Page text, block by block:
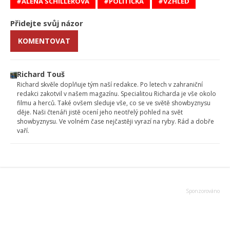
Přidejte svůj názor
KOMENTOVAT
Richard Touš
Richard skvěle doplňuje tým naší redakce. Po letech v zahraniční
redakci zakotvil v našem magazínu. Specialitou Richarda je vše okolo
filmu a herců. Také ovšem sleduje vše, co se ve světě showbyznysu
děje. Naši čtenáři jistě ocení jeho neotřelý pohled na svět
showbyznysu. Ve volném čase nejčastěji vyrazí na ryby. Rád a dobře
vaří.